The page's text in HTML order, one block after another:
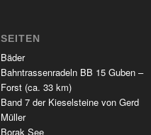
SEITEN
Bäder
Bahntrassenradeln BB 15 Guben –
Forst (ca. 33 km)
Band 7 der Kieselsteine von Gerd
Müller
Borak See